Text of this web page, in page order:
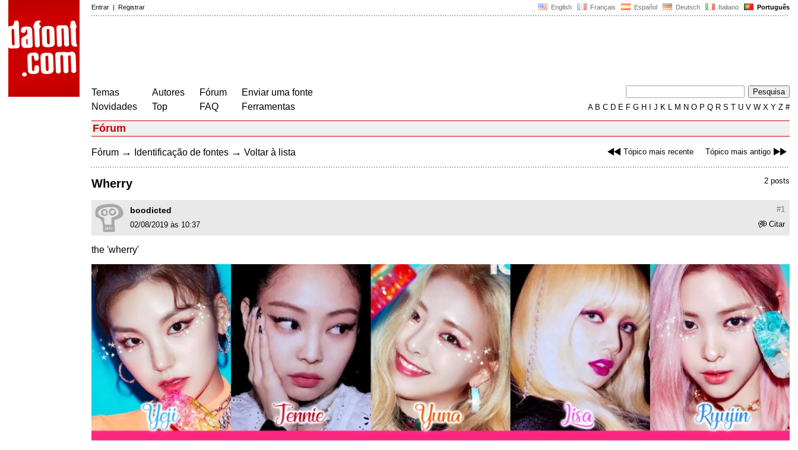
English Français Español Deutsch Italiano Português
Entrar | Registrar
Temas
Novidades
Autores
Top
Fórum
FAQ
Enviar uma fonte
Ferramentas
AB C D E F G H J K L M N O P Q R S T U V W X Y Z #
Fórum
Tópico mais recente Tópico mais antigo
Fórum → Identificação de fontes → Voltar à lista
2 posts
Wherry
#1
boodicted
Citar
02/08/2019 às 10:37
the 'wherry'